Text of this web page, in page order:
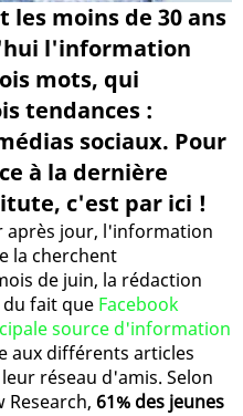
moins de 30 ans
l'information
mots, qui
tendances :
sociaux. Pour
à la dernière
c'est par ici !
après jour, l'information
la cherchent
de juin, la rédaction
fait que Facebook
source d'information
aux différents articles
réseau d'amis. Selon
Research, 61% des jeunes